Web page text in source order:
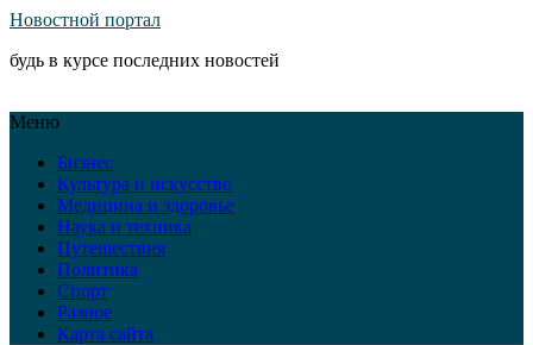
Новостной портал
будь в курсе последних новостей
Меню
Бизнес
Культура и искусство
Медицина и здоровье
Наука и техника
Путешествия
Политика
Спорт
Разное
Карта сайта